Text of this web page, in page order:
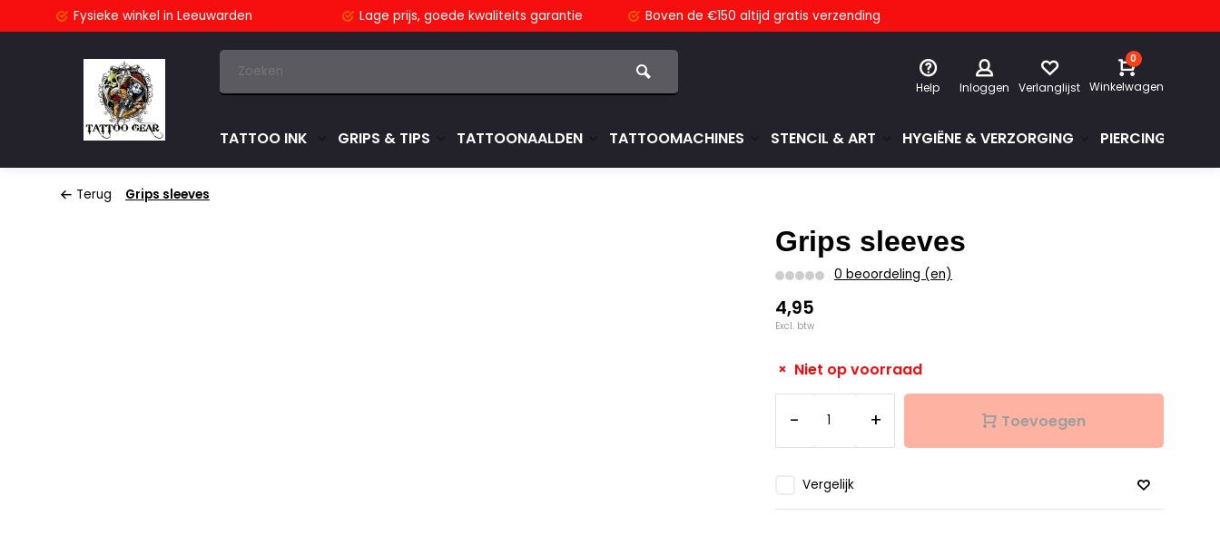
Fysieke winkel in Leeuwarden Lage prijs, goede kwaliteits garantie Boven de €150 altijd gratis verzending
Help Inloggen Verlanglijst
0
Winkelwagen
TATTOO INK GRIPS & TIPS TATTOONAALDEN TATTOOMACHINES STENCIL & ART HYGIËNE & VERZORGING PIERCINGS &
Terug Grips sleeves
Grips sleeves
0 beoordeling (en)
4,95
Excl. btw
Niet op voorraad
- + Toevoegen
Vergelijk